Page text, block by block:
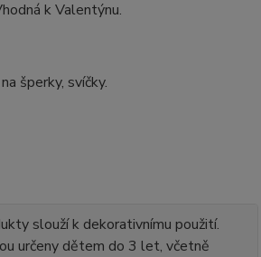
k Valentýnu.
šperky, svíčky.
slouží k dekorativnímu použití.
určeny dětem do 3 let, včetně